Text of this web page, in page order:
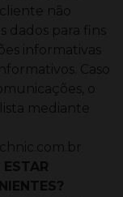
não
dados para fins
informativas
Caso
o
mediante